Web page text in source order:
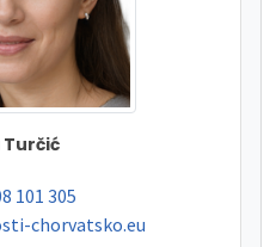
Turčić
101 305
chorvatsko.eu